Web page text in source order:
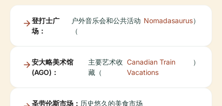
登打士广
场：
户外音乐会和公共活动
（
Nomadasaurus）
安大略美术馆
(AGO)：
主要艺术收
藏（
Canadian Train
Vacations
）
圣劳伦斯市场： 历史悠久的美食市场